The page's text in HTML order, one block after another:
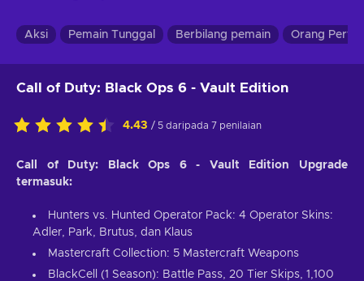
Aksi Pemain Tunggal Berbilang pemain Orang
Call of Duty: Black Ops 6 - Vault Edition
4.43 / 5 daripada 7 penilaian
Call of Duty: Black Ops 6 - Vault Edition Upgrade
termasuk:
Hunters vs. Hunted Operator Pack: 4 Operator Skins:
Adler, Park, Brutus, dan Klaus
Mastercraft Collection: 5 Mastercraft Weapons
BlackCell (1 Season): Battle Pass, 20 Tier Skips, 1,100